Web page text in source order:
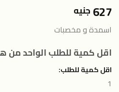
627 جنيه
اسمدة و مخصبات
اقل كمية للطلب الواحد من
اقل كمية للطلب:
1